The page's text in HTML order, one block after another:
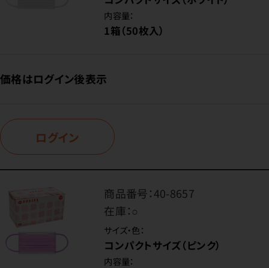
内容量：
1箱（50枚入）
価格はログイン後表示
ログイン
商品番号：40-8657
在庫：○
サイズ・色：
コンパクトサイズ（ピンク）
内容量：